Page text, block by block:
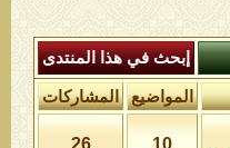
إبحث في هذا المنتدى
المواضيع المشاركات
10
26